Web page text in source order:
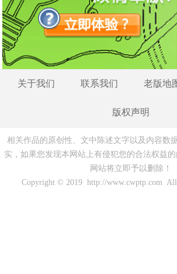
关于我们 联系我们 老版地
版权声明
相关作品的原创性、文中陈述文字以及内容数
实，如果您发现本网站上有侵犯您的合法权益
网站将立即予以删除！
Copyright © 2019 http://www.cwptp.com